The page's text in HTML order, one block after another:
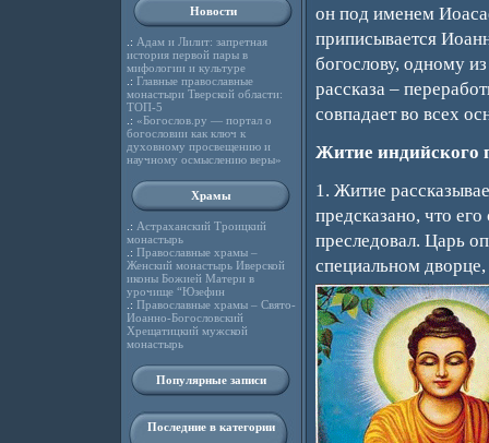
Новости
.: Адам и Лилит: запретная
история первой пары в
мифологии и культуре
.: Главные православные
монастыри Тверской области:
ТОП-5
.: «Богослов.ру — портал о
богословии как ключ к
духовному просвещению и
научному осмыслению веры»
Храмы
.: Астраханский Троицкий
монастырь
.: Православные храмы –
Женский монастырь Иверской
иконы Божией Матери в
урочище “Юзефин
.: Православные храмы – Свято-
Иоанно-Богословский
Хрещатицкий мужской
монастырь
Популярные записи
Последние в категории
он под именем
приписывается
богослову, одному
рассказа –
совпадает во всех
Житие индийского
1. Житие
предсказано, что
преследовал. Царь
специальном